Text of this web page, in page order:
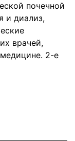
почечной
и диализ,
врачей,
2-е